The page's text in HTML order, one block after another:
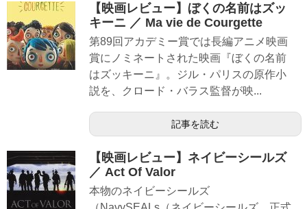
【映画レビュー】ぼくの名前はズッ
キーニ ／ Ma vie de Courgette
第89回アカデミー賞では長編アニメ映画
賞にノミネートされた映画『ぼくの名前
はズッキーニ』。ジル・パリスの原作小
説を、クロード・バラス監督が映...
記事を読む
【映画レビュー】ネイビーシールズ
／ Act Of Valor
本物のネイビーシールズ